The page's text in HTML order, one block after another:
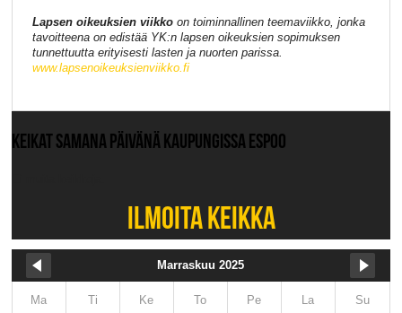
Lapsen oikeuksien viikkoon toiminnallinen teemaviikko, jonka
tavoitteena on edistää YK:n lapsen oikeuksien sopimuksen
tunnettuutta erityisesti lasten ja nuorten parissa.
www.lapsenoikeuksienviikko.fi
KEIKAT SAMANA PÄIVÄNÄ KAUPUNGISSA ESPOO
ILMOITA KEIKKA
Marraskuu 2025
Ma Ti Ke To Pe La Su